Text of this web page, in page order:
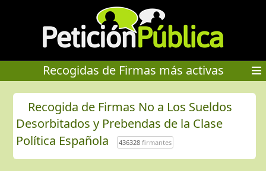
Recogidas de Firmas más activas
Recogida de Firmas No a Los Sueldos
Desorbitados y Prebendas de la Clase
Política Española
436328firmantes